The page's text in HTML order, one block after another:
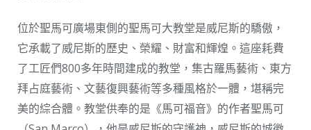
位於聖馬可廣場東側的聖馬可大教堂是威尼斯的驕傲，
它承載了威尼斯的歷史、榮耀、財富和輝煌。這座耗費
了工匠們800多年時間建成的教堂，集古羅馬藝術、東方
拜占庭藝術、文藝復興藝術等多種風格於一體，堪稱完
美的綜合體。教堂供奉的是《馬可福音》的作者聖馬可